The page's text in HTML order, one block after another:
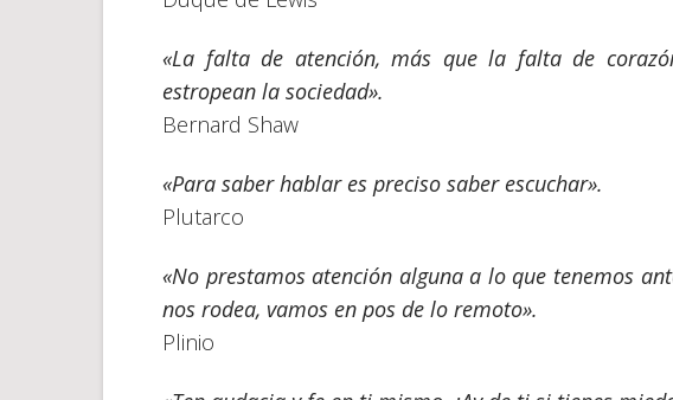
«La falta de atención, más que la falta de
estropean la sociedad».
Bernard Shaw
«Para saber hablar es preciso saber escuchar».
Plutarco
«No prestamos atención alguna a lo que tenemos
nos rodea, vamos en pos de lo remoto».
Plinio